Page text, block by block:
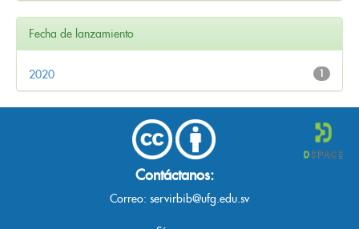
Fecha de lanzamiento
1
2020
Contáctanos:
Correo: servirbib@ufg.edu.sv